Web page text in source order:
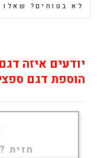
לא בטוחים? שאלו
יודעים איזה
הוספת דגם
חזית